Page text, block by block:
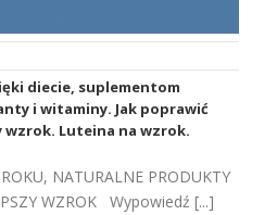
diecie, suplementom
i witaminy. Jak poprawić
wzrok. Luteina na wzrok.
NATURALNE PRODUKTY
WZROK Wypowiedź [...]